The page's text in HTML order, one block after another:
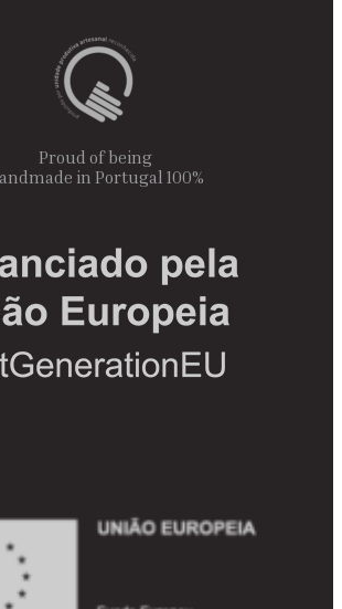
Proud of being
100% Handmade in Portugal